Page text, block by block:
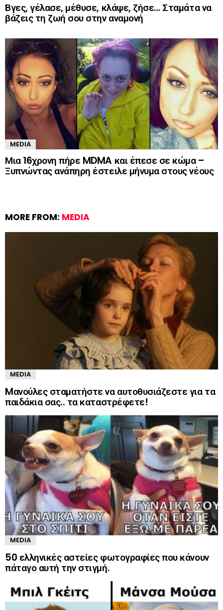
Βγες, γέλασε, μέθυσε, κλάψε, ζήσε… Σταμάτα να
βάζεις τη ζωή σου στην αναμονή
MEDIA
Μια 16χρονη πήρε MDMA και έπεσε σε κώμα –
Ξυπνώντας ανάπηρη έστειλε μήνυμα στους νέους
MORE FROM: MEDIA
MEDIA
Mανούλες σταματήστε να αυτοθυσιάζεστε για τα
παιδάκια σας.. τα καταστρέφετε!
MEDIA
50 ελληνικές αστείες φωτογραφίες που κάνουν
πάταγο αυτή την στιγμή.